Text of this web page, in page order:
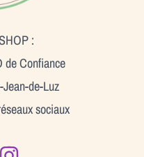
:
de Confiance
de-Luz
sociaux